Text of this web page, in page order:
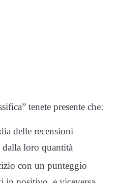
tenete presente che:
delle recensioni
dalla loro quantità
con un punteggio